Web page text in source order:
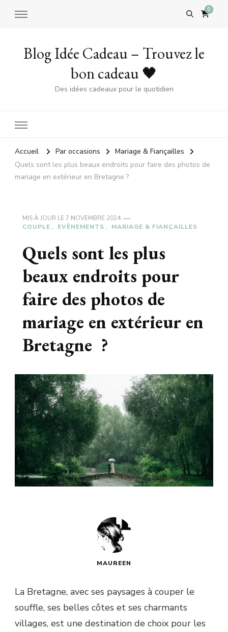
0
Blog Idée Cadeau – Trouvez le
bon cadeau 🖤
Des idées cadeaux pour le quotidien
Accueil Par occasions
Mariage & Fiançailles
Quels sont les plus beaux endroits pour faire des photos de
mariage en extérieur en Bretagne ?
MIS À JOUR LE7 NOVEMBRE 2024
COUPLE
EVÈNEMENTS MARIAGE & FIANÇAILLES
Quels sont les plus
beaux endroits pour
faire des photos de
mariage en extérieur en
Bretagne ?
MAUREEN
La Bretagne, avec ses paysages à couper le
souffle, ses belles côtes et ses charmants
villages, est une destination de choix pour les